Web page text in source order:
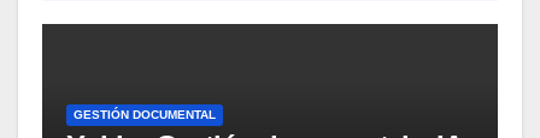
GESTIÓN DOCUMENTAL